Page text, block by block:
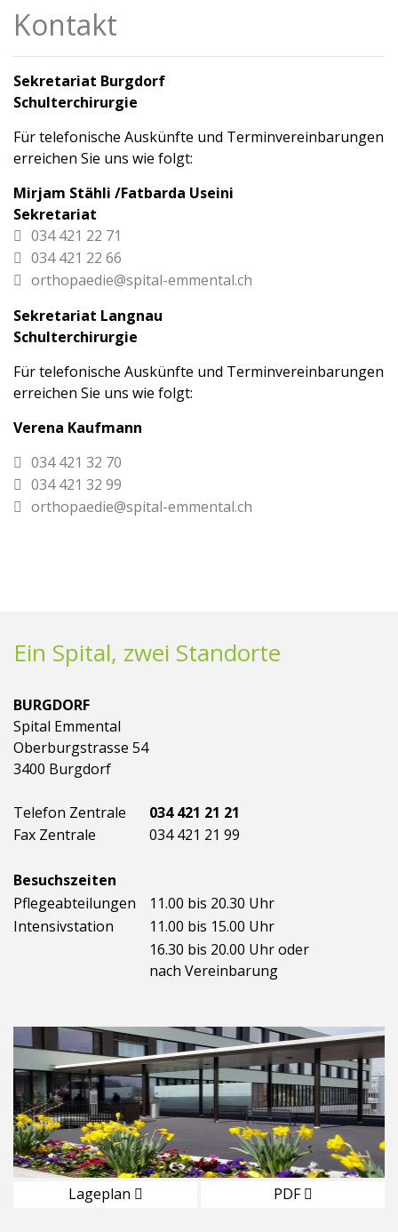
Kontakt
Sekretariat Burgdorf
Schulterchirurgie
Für telefonische Auskünfte und Terminvereinbarungen
erreichen Sie uns wie folgt:
Mirjam Stähli /Fatbarda Useini
Sekretariat
034 421 22 71
034 421 22 66
orthopaedie@spital-emmental.ch
Sekretariat Langnau
Schulterchirurgie
Für telefonische Auskünfte und Terminvereinbarungen
erreichen Sie uns wie folgt:
Verena Kaufmann
034 421 32 70
034 421 32 99
orthopaedie@spital-emmental.ch
Ein Spital, zwei Standorte
BURGDORF
Spital Emmental
Oberburgstrasse 54
3400 Burgdorf
Telefon Zentrale
034 421 21 21
Fax Zentrale
034 421 21 99
Besuchszeiten
Pflegeabteilungen
11.00 bis 20.30 Uhr
Intensivstation
11.00 bis 15.00 Uhr
16.30 bis 20.00 Uhr oder
nach Vereinbarung
Lageplan PDF